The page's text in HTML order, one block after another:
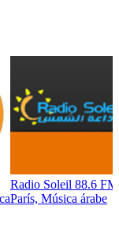
Radio Soleil 88.6 FM
París, Música árabe